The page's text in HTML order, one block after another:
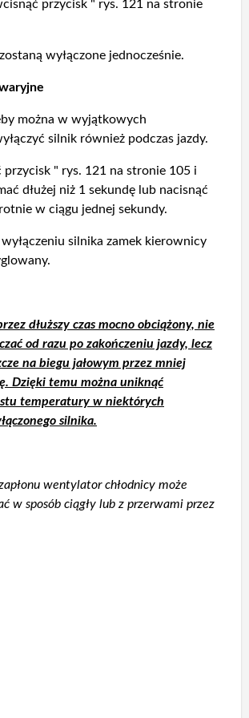
przycisk " rys. 121 na stronie
wyłączone jednocześnie.
można w wyjątkowych
silnik również podczas jazdy.
przycisk " rys. 121 na stronie 105 i
dłużej niż 1 sekundę lub nacisnąć
w ciągu jednej sekundy.
silnika zamek kierownicy
dłuższy czas mocno obciążony, nie
od razu po zakończeniu jazdy, lecz
na biegu jałowym przez mniej
Dzięki temu można uniknąć
temperatury w niektórych
silnika.
wentylator chłodnicy może
w sposób ciągły lub z przerwami przez